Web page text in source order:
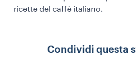
ricette del caffè italiano.
Condividi questa